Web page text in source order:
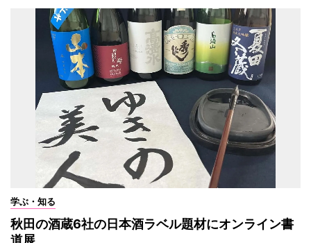
学ぶ・知る
秋田の酒蔵6社の日本酒ラベル題材にオンライン書
道展